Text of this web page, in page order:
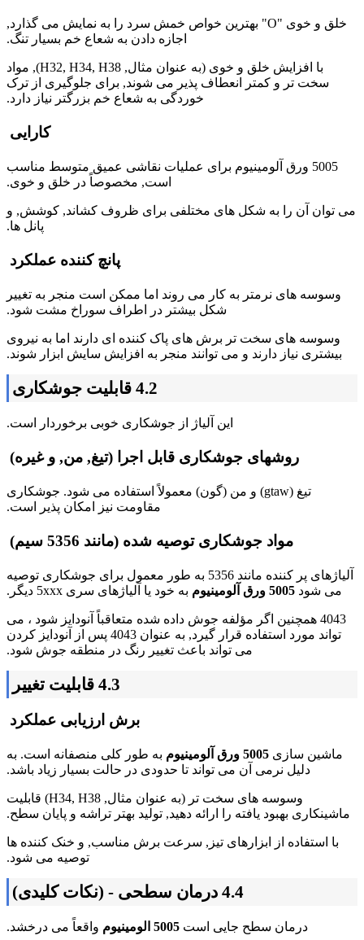
خلق و خوی "O" بهترین خواص خمش سرد را به نمایش می گذارد,
اجازه دادن به شعاع خم بسیار تنگ.
با افزایش خلق و خوی (به عنوان مثال, H32, H34, H38), مواد
سخت تر و کمتر انعطاف پذیر می شوند, برای جلوگیری از ترک
خوردگی به شعاع خم بزرگتر نیاز دارد.
کارایی
5005 ورق آلومینیوم برای عملیات نقاشی عمیق متوسط ​​مناسب
است, مخصوصاً در خلق و خوی.
می توان آن را به شکل های مختلفی برای ظروف کشاند, کوشش, و
پانل ها.
پانچ کننده عملکرد
وسوسه های نرمتر به کار می روند اما ممکن است منجر به تغییر
شکل بیشتر در اطراف سوراخ مشت شود.
وسوسه های سخت تر برش های پاک کننده ای دارند اما به نیروی
بیشتری نیاز دارند و می توانند منجر به افزایش سایش ابزار شوند.
4.2 قابلیت جوشکاری
این آلیاژ از جوشکاری خوبی برخوردار است.
روشهای جوشکاری قابل اجرا (تیغ, من, و غیره)
تیغ (gtaw) و من (گون) معمولاً استفاده می شود. جوشکاری
مقاومت نیز امکان پذیر است.
مواد جوشکاری توصیه شده (مانند 5356 سیم)
آلیاژهای پر کننده مانند 5356 به طور معمول برای جوشکاری توصیه
می شود 5005 ورق آلومینیوم به خود یا آلیاژهای سری 5xxx دیگر.
4043 همچنین اگر مؤلفه جوش داده شده متعاقباً آنودایز شود ، می
تواند مورد استفاده قرار گیرد, به عنوان 4043 پس از آنودایز کردن
می تواند باعث تغییر رنگ در منطقه جوش شود.
4.3 قابلیت تغییر
برش ارزیابی عملکرد
ماشین سازی 5005 ورق آلومینیوم
به طور کلی منصفانه است. به
دلیل نرمی آن می تواند تا حدودی در حالت بسیار زیاد باشد.
وسوسه های سخت تر (به عنوان مثال, H34, H38) قابلیت
ماشینکاری بهبود یافته را ارائه دهید, تولید بهتر تراشه و پایان سطح.
با استفاده از ابزارهای تیز, سرعت برش مناسب, و خنک کننده ها
توصیه می شود.
4.4 درمان سطحی - (نکات کلیدی)
درمان سطح جایی است 5005 الومینیوم واقعاً می درخشد.